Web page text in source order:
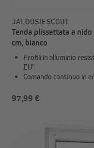
JALOUSIESCOUT
Tenda plissettata a
cm, bianco
Profili in alluminio
EU"
Comando continuo in
97,99 €